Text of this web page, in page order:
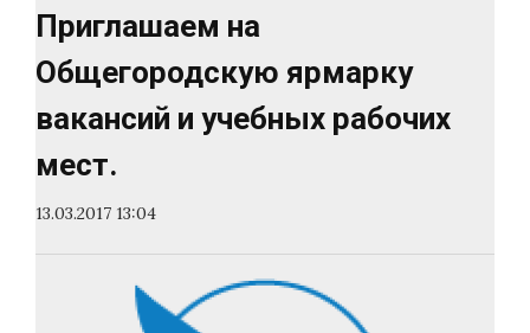
Приглашаем на
Общегородскую ярмарку
вакансий и учебных рабочих
мест.
13.03.2017 13:04